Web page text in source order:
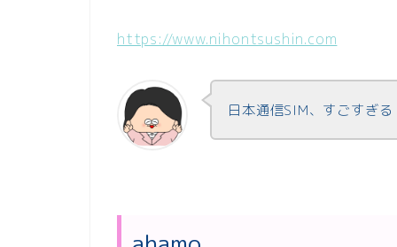
https://www.nihontsushin.com
日本通信SIM、すごすぎる